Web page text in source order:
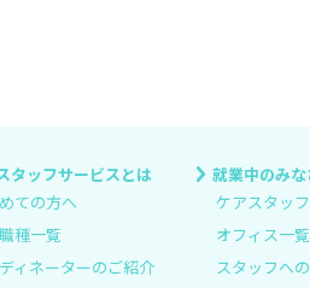
タッフサービスとは
ての方へ
種一覧
ィネーターのご紹介
就業中のみ
ケアスタッ
オフィス一覧
スタッフへ